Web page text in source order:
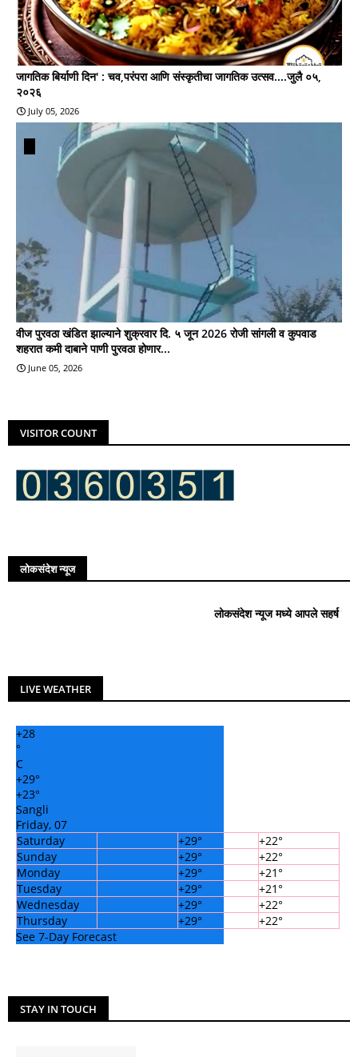
जागतिक बिर्याणी दिन' : चव,परंपरा आणि संस्कृतीचा जागतिक उत्सव....जुलै ०५,
२०२६
July 05, 2026
वीज पुरवठा खंडित झाल्याने शुक्रवार दि. ५ जून 2026 रोजी सांगली व कुपवाड
शहरात कमी दाबाने पाणी पुरवठा होणार...
June 05, 2026
VISITOR COUNT
लोकसंदेश न्यूज
लोकसंदेश न्यूज मध्ये आपले सहर्ष स्वागत आहे..!
LIVE WEATHER
+28
°
C
+29°
+23°
Sangli
Friday, 07
Saturday
+29° +22°
Sunday
+29° +22°
Monday
+29° +21°
Tuesday
+29° +21°
Wednesday
+29° +22°
Thursday
+29° +22°
See 7-Day Forecast
STAY IN TOUCH